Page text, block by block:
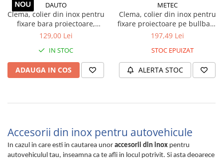
TGX
Mercedes Actros
Mercedes Actros MP2
Mercedes Actros MP3
Mercedes Actros MP4, MP5
Mercedes Actros MP6
Premium
T Line
Scania
DAUTO
Clema, colier din inox pentru
fixare bara proiectoare,
universala
129,00 Lei
IN STOC
ADAUGA IN COS
METEC
Clema, colier din inox pentru
fixare proiectoare pe bullbare
camion, 60mm
197,49 Lei
STOC EPUIZAT
ALERTA STOC
Accesorii din inox pentru autovehicule
In cazul in care esti in cautarea unor accesorii din inox pentru
autovehiculul tau, inseamna ca te afli in locul potrivit. Si asta deoarece